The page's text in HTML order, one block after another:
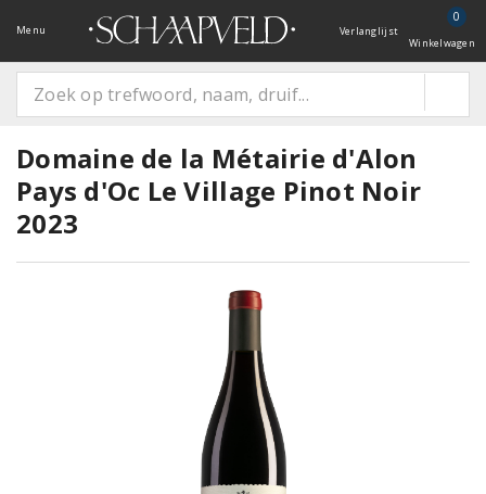
Menu Verlanglijst
0
Winkelwagen
Domaine de la Métairie d'Alon
Pays d'Oc Le Village Pinot Noir
2023